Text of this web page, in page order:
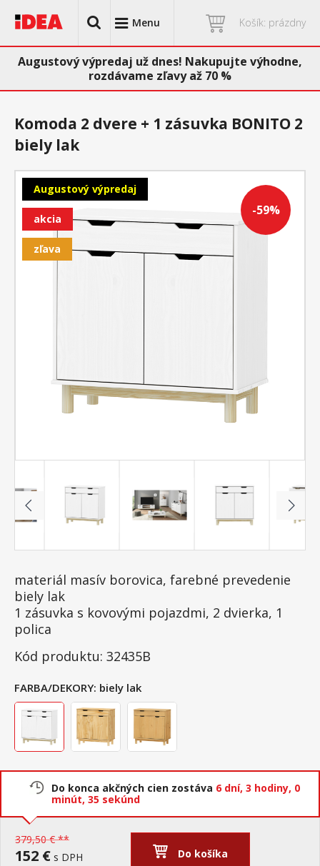
Menu Košík: prázdny
Augustový výpredaj už dnes! Nakupujte výhodne,
rozdávame zľavy až 70 %
-59%
Augustový výpredaj
akcia
zľava
Komoda 2 dvere + 1 zásuvka BONITO 2
biely lak
materiál masív borovica, farebné prevedenie
biely lak
1 zásuvka s kovovými pojazdmi, 2 dvierka, 1
polica
Kód produktu: 32435B
FARBA/DEKORY: biely lak
Do konca akčných cien zostáva 6 dní, 3 hodiny, 0
minút, 34 sekúnd
379,50 € **
152 € s DPH Do košíka